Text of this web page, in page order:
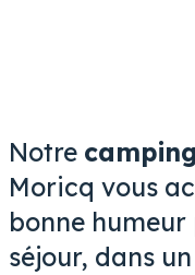
Notre
Moricq vous
bonne
séjour, dans